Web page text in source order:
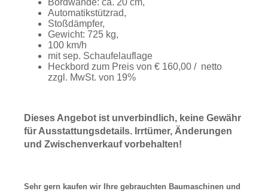
Bordwände: ca. 20 cm,
Automatikstützrad,
Stoßdämpfer,
Gewicht: 725 kg,
100 km/h
mit sep. Schaufelauflage
Heckbord zum Preis von € 160,00 / netto
zzgl. MwSt. von 19%
Dieses Angebot ist unverbindlich, keine Gewähr
für Ausstattungsdetails. Irrtümer, Änderungen
und Zwischenverkauf vorbehalten!
Sehr gern kaufen wir Ihre gebrauchten Baumaschinen und